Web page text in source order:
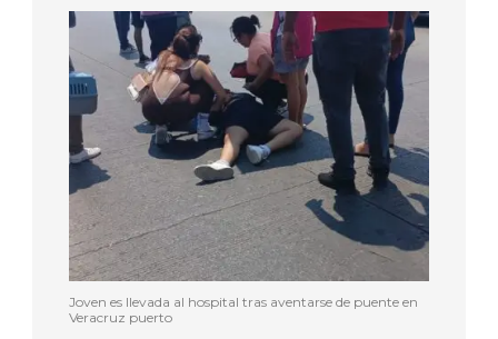
Joven es llevada al hospital tras aventarse de puente en
Veracruz puerto